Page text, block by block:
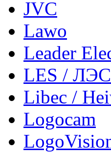
JVC
Lawo
Leader
LES /
Libec /
Logocam